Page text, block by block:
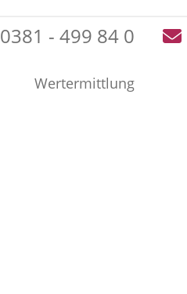
0381 - 499 84 0
Wertermittlung